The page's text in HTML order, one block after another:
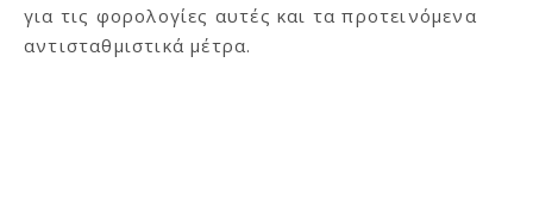
για τις φορολογίες αυτές και τα προτεινόμενα
αντισταθμιστικά μέτρα.